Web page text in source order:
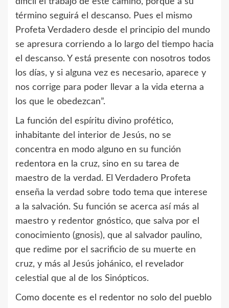
término seguirá el descanso. Pues el mismo
Profeta Verdadero desde el principio del mundo
se apresura corriendo a lo largo del tiempo hacia
el descanso. Y está presente con nosotros todos
los días, y si alguna vez es necesario, aparece y
nos corrige para poder llevar a la vida eterna a
los que le obedezcan”.
La función del espíritu divino profético,
inhabitante del interior de Jesús, no se
concentra en modo alguno en su función
redentora en la cruz, sino en su tarea de
maestro de la verdad. El Verdadero Profeta
enseña la verdad sobre todo tema que interese
a la salvación. Su función se acerca así más al
maestro y redentor gnóstico, que salva por el
conocimiento (gnosis), que al salvador paulino,
que redime por el sacrificio de su muerte en
cruz, y más al Jesús johánico, el revelador
celestial que al de los Sinópticos.
Como docente es el redentor no solo del pueblo